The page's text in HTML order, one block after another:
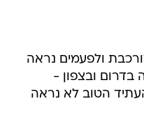
ולפעמים נראה
ובצפון -
הטוב לא נראה